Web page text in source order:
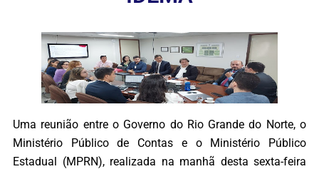
Uma reunião entre o Governo do Rio Grande do Norte, o
Ministério Público de Contas e o Ministério Público
Estadual (MPRN), realizada na manhã desta sexta-feira